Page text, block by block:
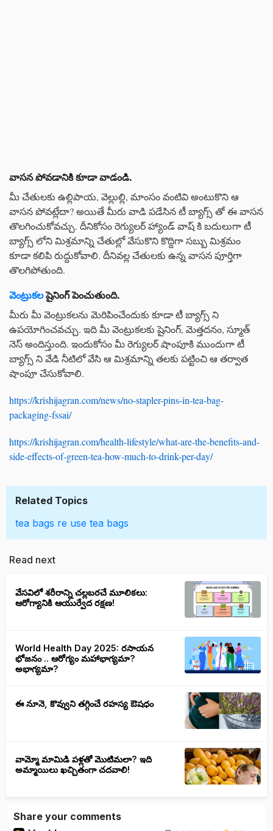
వాసన పోవడానికి కూడా వాడండి.
మీ చేతులకు ఉల్లిపాయ, వెల్లుల్లి, మాంసం వంటివి అంటుకొని ఆ
వాసన పోవట్లేదా? అయితే మీరు వాడి పడేసిన టీ బ్యాగ్స్ తో ఈ వాసన
తొలగించుకోవచ్చు. దీనికోసం రెగ్యులర్ హ్యాండ్ వాష్ కి బదులుగా టీ
బ్యాగ్స్ లోని మిశ్రమాన్ని చేతుల్లో వేసుకొని కొద్దిగా సబ్బు మిశ్రమం
కూడా కలిపి రుద్దుకోవాలి. దీనివల్ల చేతులకు ఉన్న వాసన పూర్తిగా
తొలగిపోతుంది.
వెంట్రుకలషైనింగ్ పెంచుతుంది.
మీరు మీ వెంట్రుకలను మెరిపించేందుకు కూడా టీ బ్యాగ్స్ ని
ఉపయోగించవచ్చు. ఇది మీ వెంట్రుకలకు షైనింగ్, మెత్తదనం, స్మూత్
నెస్ అందిస్తుంది. ఇందుకోసం మీ రెగ్యులర్ షాంపూకి ముందుగా టీ
బ్యాగ్స్ ని వేడి నీటిలో వేసి ఆ మిశ్రమాన్ని తలకు పట్టించి ఆ తర్వాత
షాంపూ చేసుకోవాలి.
https://krishijagran.com/news/no-stapler-pins-in-tea-bag-
packaging-fssai/
https://krishijagran.com/health-lifestyle/what-are-the-benefits-and-
side-effects-of-green-tea-how-much-to-drink-per-day/
Related Topics
tea bags re use tea bags
Read next
వేసవిలో శరీరాన్ని చల్లబరచే మూలికలు:
ఆరోగ్యానికి ఆయుర్వేద రక్షణ!
World Health Day 2025: రసాయన
భోజనం .. ఆరోగ్యం మహాభాగ్యమా?
అభాగ్యమా?
ఈ నూనె, కొవ్వుని తగ్గించే రహస్య ఔషధం
వామ్మో మామిడి పళ్లతో మొటిమలా? ఇది
అమ్మాయిలు ఖచ్చితంగా చదవాలి!
Share your comments